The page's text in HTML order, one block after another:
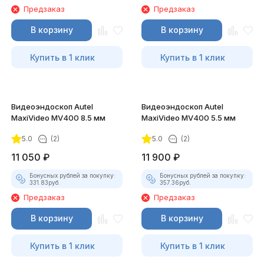
Предзаказ
В корзину
Купить в 1 клик
Предзаказ
В корзину
Купить в 1 клик
Видеоэндоскоп Autel
MaxiVideo MV400 8.5 мм
5.0 (2)
11 050 ₽
Бонусных рублей за покупку:
331.83руб.
Предзаказ
В корзину
Купить в 1 клик
Видеоэндоскоп Autel
MaxiVideo MV400 5.5 мм
5.0 (2)
11 900 ₽
Бонусных рублей за покупку:
357.36руб.
Предзаказ
В корзину
Купить в 1 клик